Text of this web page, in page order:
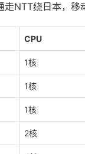
走NTT绕日本，移
CPU
1核
1核
1核
2核